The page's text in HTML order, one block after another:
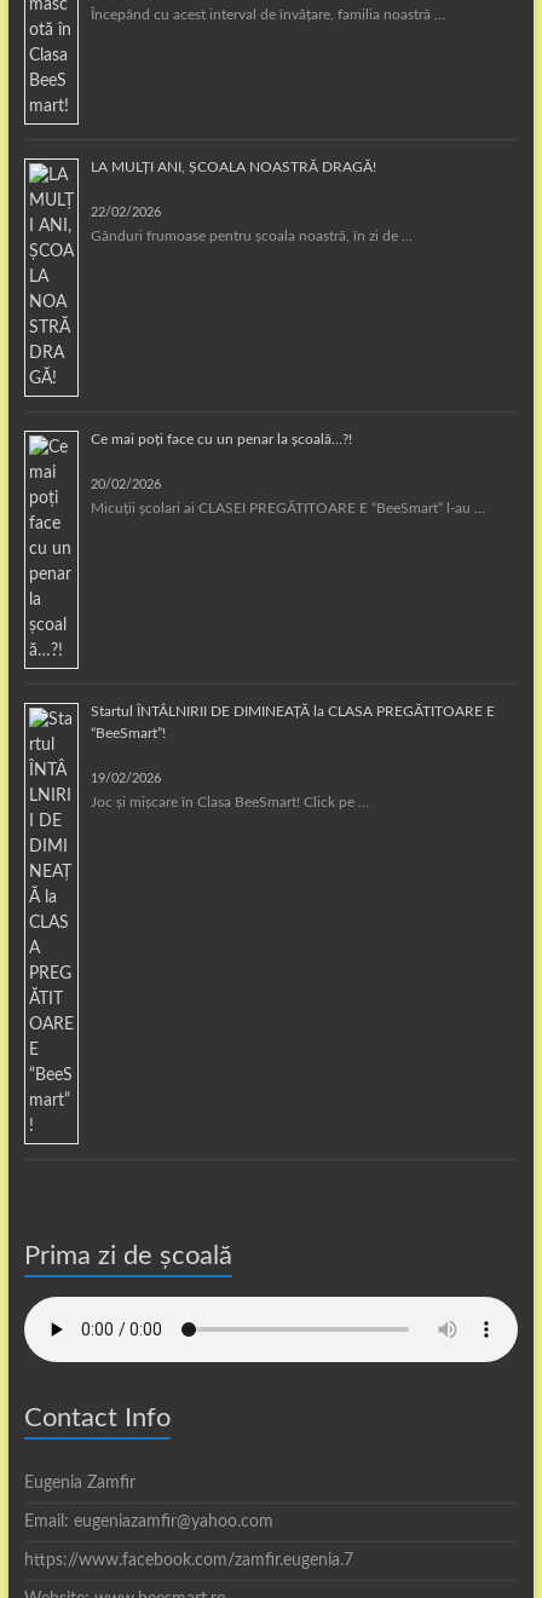
Începând cu acest interval de învățare, familia noastră …
LA MULȚI ANI, ȘCOALA NOASTRĂ DRAGĂ!
22/02/2026
Gânduri frumoase pentru școala noastră, în zi de …
Ce mai poți face cu un penar la școală…?!
20/02/2026
Micuții școlari ai CLASEI PREGĂTITOARE E “BeeSmart” l-au …
Startul ÎNTÂLNIRII DE DIMINEAȚĂ la CLASA PREGĂTITOARE E
“BeeSmart”!
19/02/2026
Joc și mișcare în Clasa BeeSmart! Click pe …
Prima zi de școală
Contact Info
Eugenia Zamfir
Email: eugeniazamfir@yahoo.com
https://www.facebook.com/zamfir.eugenia.7